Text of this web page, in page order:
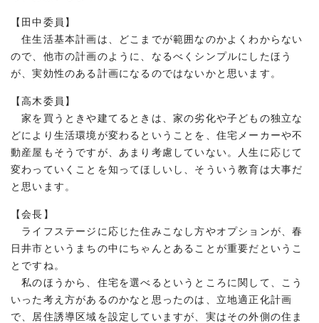
【田中委員】
住生活基本計画は、どこまでが範囲なのかよくわからない
ので、他市の計画のように、なるべくシンプルにしたほう
が、実効性のある計画になるのではないかと思います。
【高木委員】
家を買うときや建てるときは、家の劣化や子どもの独立な
どにより生活環境が変わるということを、住宅メーカーや不
動産屋もそうですが、あまり考慮していない。人生に応じて
変わっていくことを知ってほしいし、そういう教育は大事だ
と思います。
【会長】
ライフステージに応じた住みこなし方やオプションが、春
日井市というまちの中にちゃんとあることが重要だというこ
とですね。
私のほうから、住宅を選べるというところに関して、こう
いった考え方があるのかなと思ったのは、立地適正化計画
で、居住誘導区域を設定していますが、実はその外側の住ま